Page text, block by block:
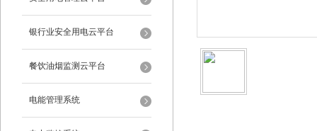
银行业安全用电云平台
餐饮油烟监测云平台
电能管理系统